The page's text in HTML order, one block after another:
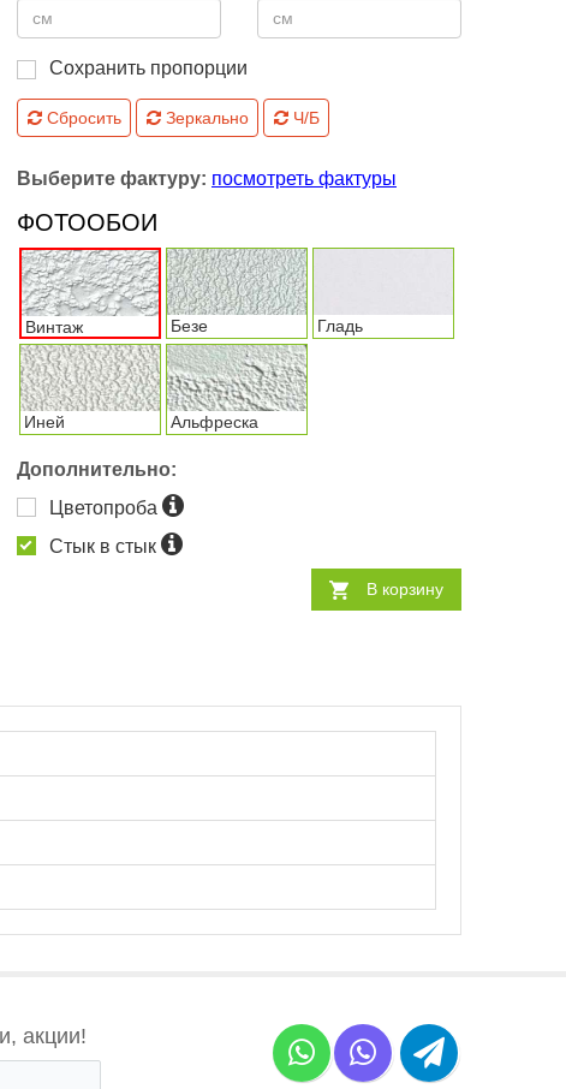
Сохранить пропорции
Сбросить Зеркально Ч/Б
Выберите фактуру: посмотреть фактуры
ФОТООБОИ
Винтаж Безе Гладь
Иней Альфреска
Дополнительно:
Цветопроба
Стык в стык
В корзину
акции!